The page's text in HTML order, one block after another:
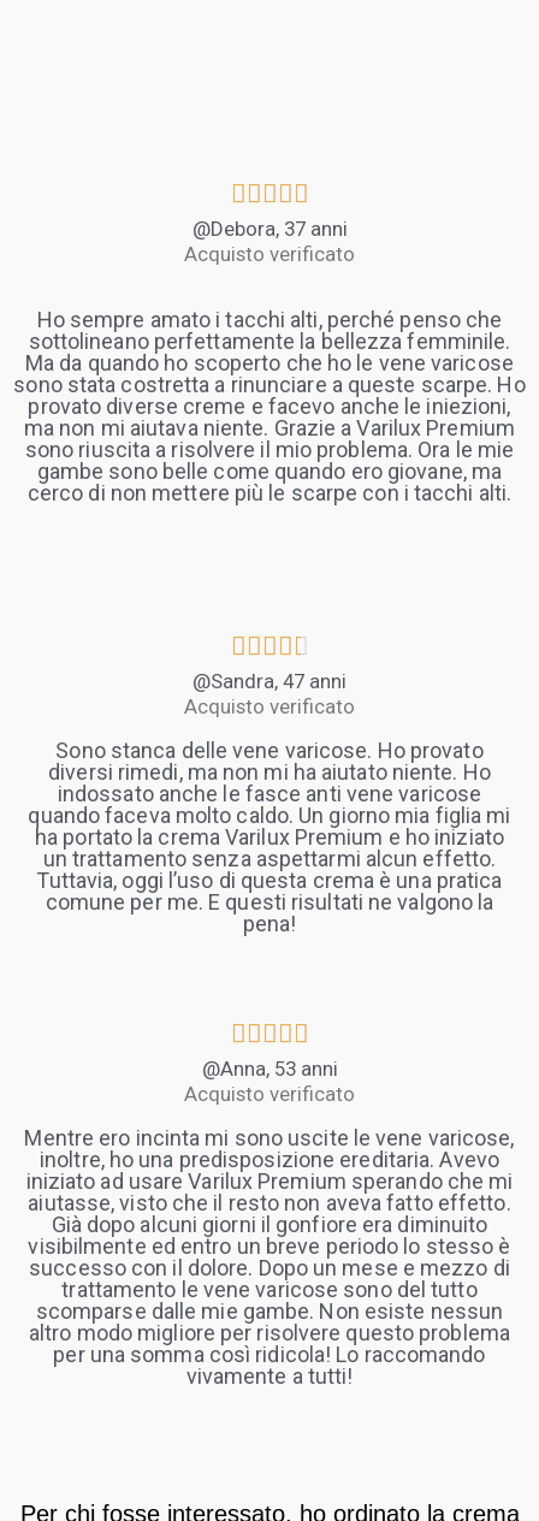

@Debora, 37 anni
Acquisto verificato
Ho sempre amato i tacchi alti, perché penso che
sottolineano perfettamente la bellezza femminile.
Ma da quando ho scoperto che ho le vene varicose
sono stata costretta a rinunciare a queste scarpe. Ho
provato diverse creme e facevo anche le iniezioni,
ma non mi aiutava niente. Grazie a Varilux Premium
sono riuscita a risolvere il mio problema. Ora le mie
gambe sono belle come quando ero giovane, ma
cerco di non mettere più le scarpe con i tacchi alti.

@Sandra, 47 anni
Acquisto verificato
Sono stanca delle vene varicose. Ho provato
diversi rimedi, ma non mi ha aiutato niente. Ho
indossato anche le fasce anti vene varicose
quando faceva molto caldo. Un giorno mia figlia mi
ha portato la crema Varilux Premium e ho iniziato
un trattamento senza aspettarmi alcun effetto.
Tuttavia, oggi l’uso di questa crema è una pratica
comune per me. E questi risultati ne valgono la
pena!

@Anna, 53 anni
Acquisto verificato
Mentre ero incinta mi sono uscite le vene varicose,
inoltre, ho una predisposizione ereditaria. Avevo
iniziato ad usare Varilux Premium sperando che mi
aiutasse, visto che il resto non aveva fatto effetto.
Già dopo alcuni giorni il gonfiore era diminuito
visibilmente ed entro un breve periodo lo stesso è
successo con il dolore. Dopo un mese e mezzo di
trattamento le vene varicose sono del tutto
scomparse dalle mie gambe. Non esiste nessun
altro modo migliore per risolvere questo problema
per una somma così ridicola! Lo raccomando
vivamente a tutti!
Per chi fosse interessato, ho ordinato la crema